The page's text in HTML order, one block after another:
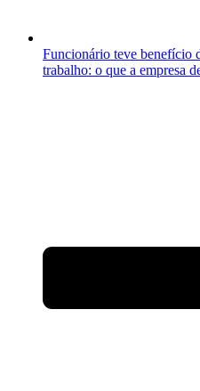
Funcionário teve benefício
trabalho: o que a empresa